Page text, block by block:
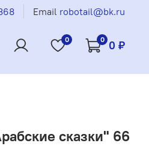
Email robotail@bk.ru
0 0 0 ₽
сказки" 66